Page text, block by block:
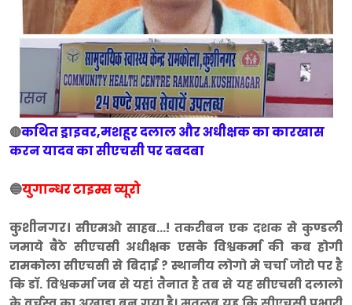
🔴कथित ड्राइवर,मशहूर दलाल और अधीक्षक का कारखास
करन यादव का सीएचसी पर दबदबा
🔵युगान्धर टाइम्स व्यूरो
कुशीनगर। सीएमओ साहब...! तकरीबन एक दशक से कुण्डली
जमाये बैठे सीएचसी अधीक्षक एसके विश्वकर्मा की कब होगी
रामकोला सीएचसी से बिदाई ? स्थानीय लोगो मे चर्चा जोरो पर है
कि डाॅ. विश्वकर्मा जब से यहां तैनात है तब से यह सीएचसी दलालो